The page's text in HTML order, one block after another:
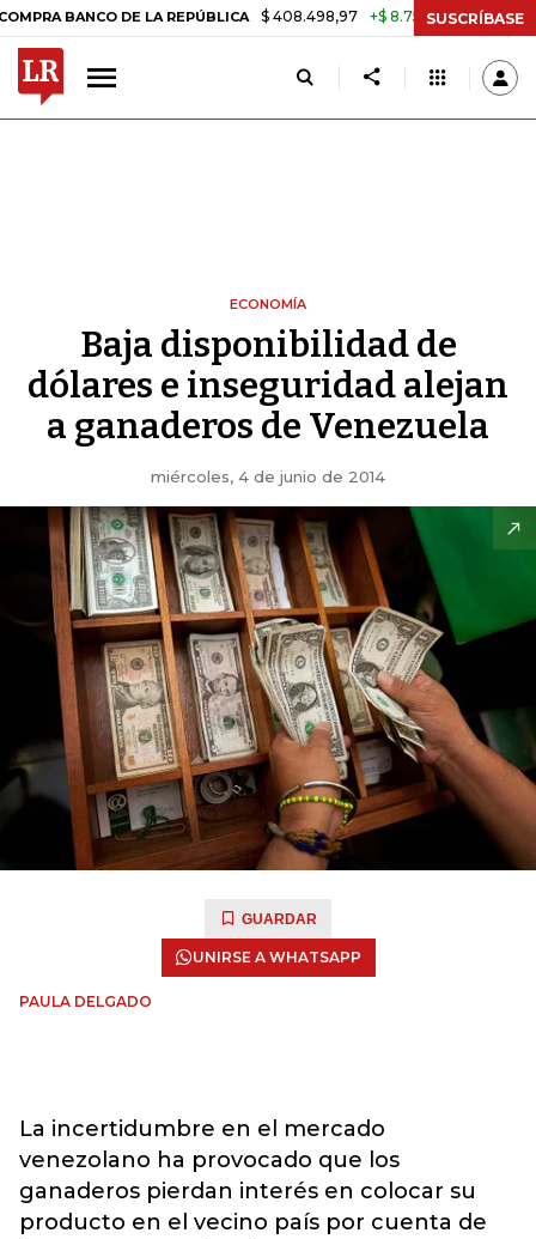
DE LA REPÚBLICA $ 408.498,97 +$ 8.753,81 +2,19% TASA
SUSCRÍBASE
ECONOMÍA
Baja disponibilidad de
dólares e inseguridad alejan
a ganaderos de Venezuela
miércoles, 4 de junio de 2014
GUARDAR
UNIRSE A WHATSAPP
PAULA DELGADO
La incertidumbre en el mercado
venezolano ha provocado que los
ganaderos pierdan interés en colocar su
producto en el vecino país por cuenta de